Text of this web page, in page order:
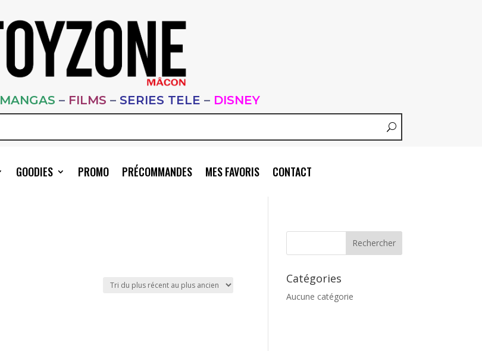
MANGAS – FILMS – SERIES TELE – DISNEY
GOODIES PROMO PRÉCOMMANDES MES FAVORIS CONTACT
Catégories
Aucune catégorie